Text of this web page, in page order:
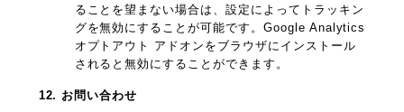
ることを望まない場合は、設定によってトラッキン
グを無効にすることが可能です。Google Analytics
オプトアウト アドオンをブラウザにインストール
されると無効にすることができます。
12. お問い合わせ